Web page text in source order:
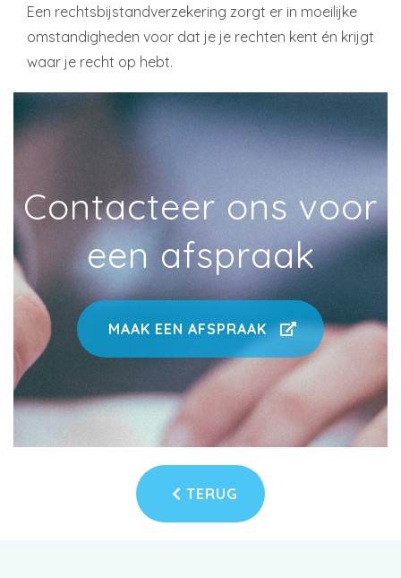
Een rechtsbijstandverzekering zorgt er in moeilijke
omstandigheden voor dat je je rechten kent én krijgt
waar je recht op hebt.
Contacteer ons voor
een afspraak
MAAK EEN AFSPRAAK
TERUG